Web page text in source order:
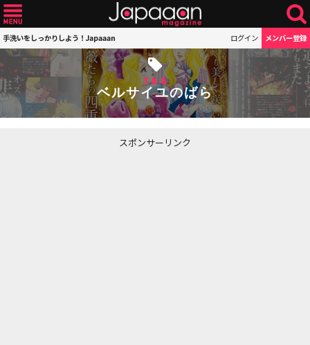
手洗いをしっかりしよう！Japaaan ログイン メンバー登録
TAG
ベルサイユのばら
スポンサーリンク